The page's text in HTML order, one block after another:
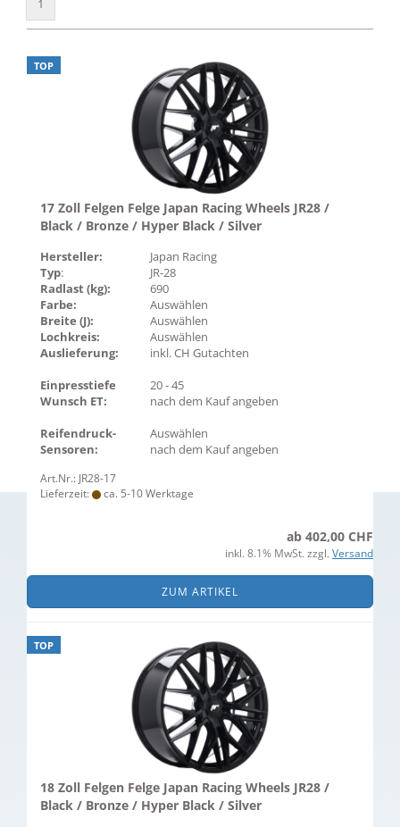
1
TOP
17 Zoll Felgen Felge Japan Racing Wheels JR28 /
Black / Bronze / Hyper Black / Silver
Hersteller:
Japan Racing
Typ:
JR-28
Radlast (kg):
690
Farbe:
Auswählen
Breite (J):
Auswählen
Lochkreis:
Auswählen
Auslieferung:
inkl. CH Gutachten
Einpresstiefe
Wunsch ET:
20 - 45
nach dem Kauf angeben
Reifendruck-
Sensoren:
Auswählen
nach dem Kauf angeben
Art.Nr.: JR28-17
Lieferzeit:
ca. 5-10 Werktage
ab 402,00 CHF
inkl. 8.1% MwSt. zzgl. Versand
ZUM ARTIKEL
TOP
18 Zoll Felgen Felge Japan Racing Wheels JR28 /
Black / Bronze / Hyper Black / Silver